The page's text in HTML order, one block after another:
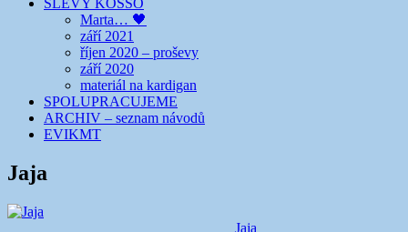
SLEVY KÖSSO
Marta… 🖤
září 2021
říjen 2020 – proševy
září 2020
materiál na kardigan
SPOLUPRACUJEME
ARCHIV – seznam návodů
EVIKMT
Jaja
Jaja